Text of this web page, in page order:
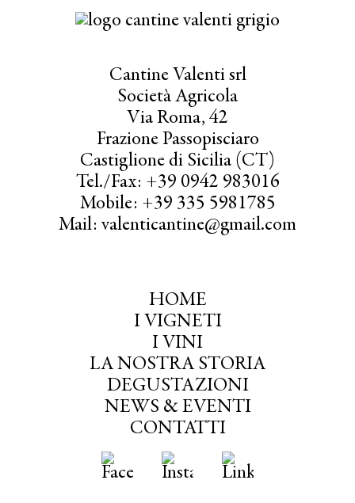
Cantine Valenti srl
Società Agricola
Via Roma, 42
Frazione Passopisciaro
Castiglione di Sicilia (CT)
Tel./Fax: +39 0942 983016
Mobile: +39 335 5981785
Mail: valenticantine@gmail.com
HOME
I VIGNETI
I VINI
LA NOSTRA STORIA
DEGUSTAZIONI
NEWS & EVENTI
CONTATTI